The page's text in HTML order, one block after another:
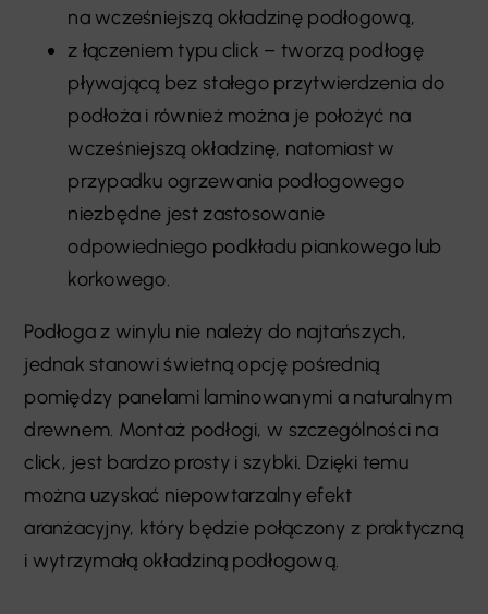
na wcześniejszą okładzinę podłogową,
z łączeniem typu click – tworzą podłogę
pływającą bez stałego przytwierdzenia do
podłoża i również można je położyć na
wcześniejszą okładzinę, natomiast w
przypadku ogrzewania podłogowego
niezbędne jest zastosowanie
odpowiedniego podkładu piankowego lub
korkowego.
Podłoga z winylu nie należy do najtańszych,
jednak stanowi świetną opcję pośrednią
pomiędzy panelami laminowanymi a naturalnym
drewnem. Montaż podłogi, w szczególności na
click, jest bardzo prosty i szybki. Dzięki temu
można uzyskać niepowtarzalny efekt
aranżacyjny, który będzie połączony z praktyczną
i wytrzymałą okładziną podłogową.